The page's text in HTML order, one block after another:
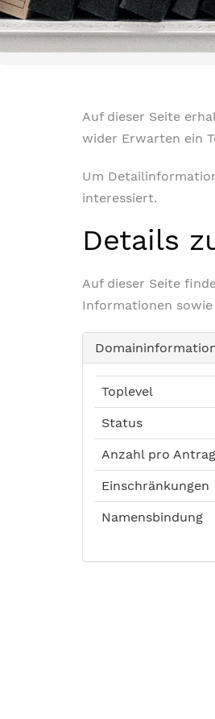
Auf dieser Seite
wider Erwarten ein
Um
interessiert.
Details
Auf dieser Seite
Informationen
Toplevel
Status
Anzahl pro
Einschränkungen
Namensbindung